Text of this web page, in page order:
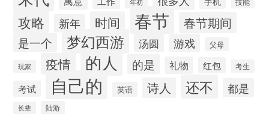
年初
攻略 新年 时间 春节 春节期间
是一个 梦幻西游 汤圆 游戏 父母
玩家 疫情 的人 的是 礼物 红包 考生
考试 自己的 英语 诗人 还不 都是
长辈 陆游